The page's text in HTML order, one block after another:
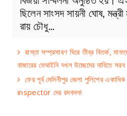
ছিলেন সাংসদ সায়নী ঘোষ,
রায় চৌধু…
রাস্তা সম্প্রসারণ ঘিরে তীব্র বিতর্ক,
বাজারের বেআইনি দখল উচ্ছেদের দাবিতে সরব
ফের পূর্ব মেদিনীপুর জেলা পুলিশের
inspector দের রদবদল!